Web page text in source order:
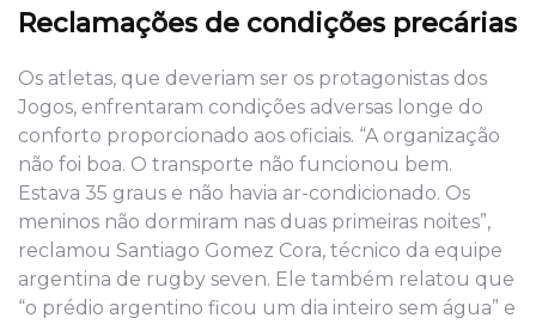
Reclamações de condições precárias
Os atletas, que deveriam ser os protagonistas dos
Jogos, enfrentaram condições adversas longe do
conforto proporcionado aos oficiais. “A organização
não foi boa. O transporte não funcionou bem.
Estava 35 graus e não havia ar-condicionado. Os
meninos não dormiram nas duas primeiras noites”,
reclamou Santiago Gomez Cora, técnico da equipe
argentina de rugby seven. Ele também relatou que
“o prédio argentino ficou um dia inteiro sem água” e